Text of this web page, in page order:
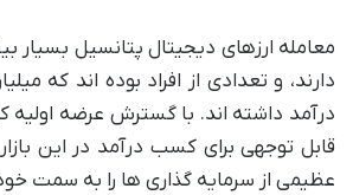
معامله ارزهای دیجیتال پتانسیل بسیار
دارند، و تعدادی از افراد بوده اند که
درآمد داشته اند. با گسترش عرضه
قابل توجهی برای کسب درآمد در این
عظیمی از سرمایه گذاری ها را به سمت